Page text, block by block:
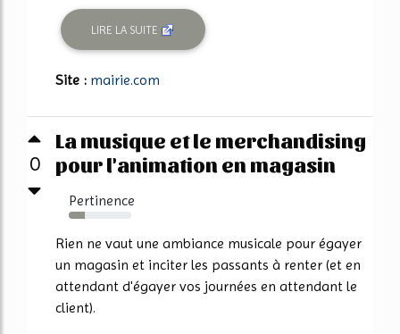
LIRE LA SUITE
Site : mairie.com
0
La musique et le merchandising
pour l'animation en magasin
Pertinence
25%
Rien ne vaut une ambiance musicale pour égayer
un magasin et inciter les passants à renter (et en
attendant d'égayer vos journées en attendant le
client).